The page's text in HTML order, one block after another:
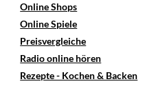
Online Shops
Online Spiele
Preisvergleiche
Radio online hören
Rezepte - Kochen & Backen